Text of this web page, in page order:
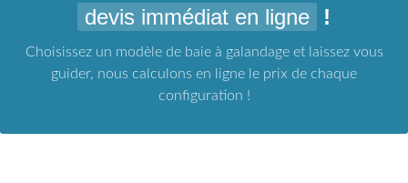
devis immédiat en ligne
!
Choisissez un modèle de baie à galandage et laissez vous
guider, nous calculons en ligne le prix de chaque
configuration !